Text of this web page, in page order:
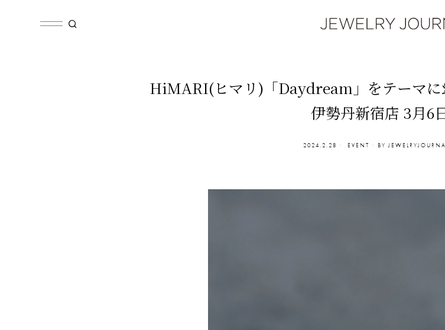
HiMARI(ヒマリ)「Daydream」をテーマに
伊勢丹新宿店 3月6
2024.2.28 EVENT BY